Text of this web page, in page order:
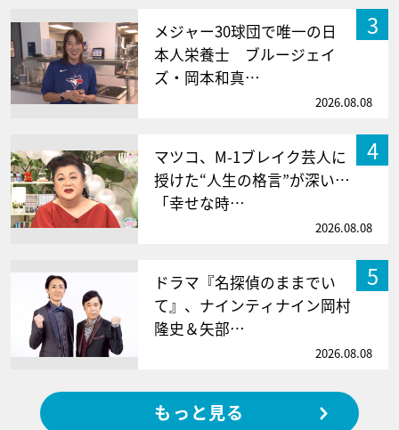
3
メジャー30球団で唯一の日
本人栄養士 ブルージェイ
ズ・岡本和真…
2026.08.08
4
マツコ、M-1ブレイク芸人に
授けた“人生の格言”が深い…
「幸せな時…
2026.08.08
5
ドラマ『名探偵のままでい
て』、ナインティナイン岡村
隆史＆矢部…
2026.08.08
もっと見る